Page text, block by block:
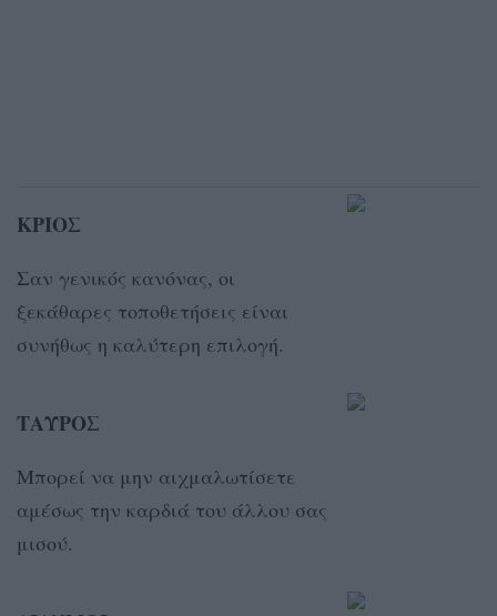
ΚΡΙΟΣ
Σαν γενικός κανόνας, οι
ξεκάθαρες τοποθετήσεις είναι
συνήθως η καλύτερη επιλογή.
ΤΑΥΡΟΣ
Μπορεί να μην αιχμαλωτίσετε
αμέσως την καρδιά του άλλου σας
μισού.